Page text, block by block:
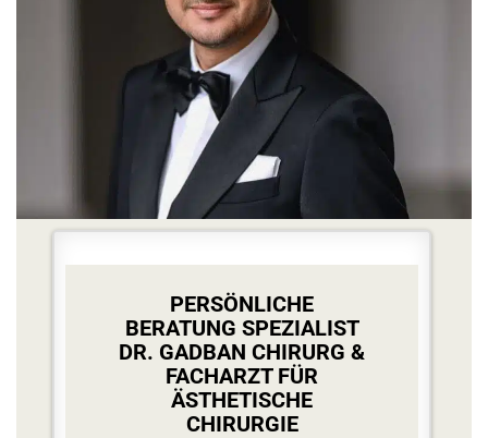
PERSÖNLICHE
BERATUNG SPEZIALIST
DR. GADBAN CHIRURG &
FACHARZT FÜR
ÄSTHETISCHE
CHIRURGIE